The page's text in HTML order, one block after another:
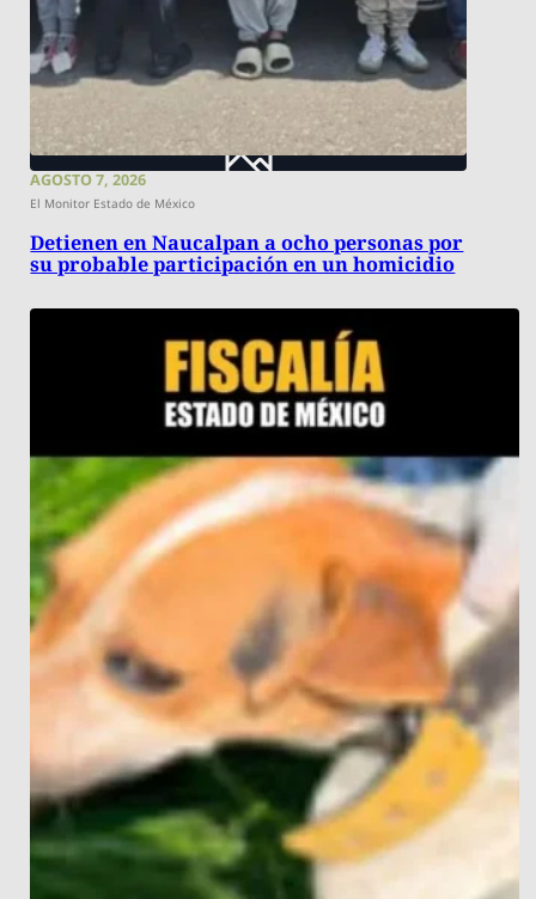
AGOSTO 7, 2026
El Monitor Estado de México
Detienen en Naucalpan a ocho personas por
su probable participación en un homicidio